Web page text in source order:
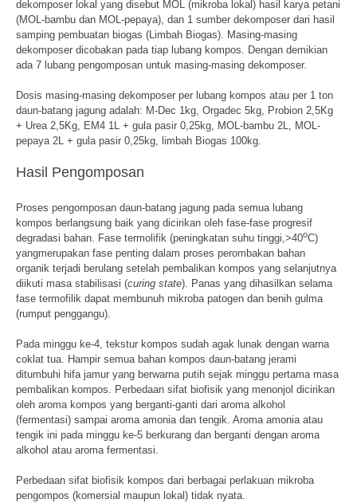
dekomposer lokal yang disebut MOL (mikroba lokal) hasil karya petani
(MOL-bambu dan MOL-pepaya), dan 1 sumber dekomposer dari hasil
samping pembuatan biogas (Limbah Biogas). Masing-masing
dekomposer dicobakan pada tiap lubang kompos. Dengan demikian
ada 7 lubang pengomposan untuk masing-masing dekomposer.
Dosis masing-masing dekomposer per lubang kompos atau per 1 ton
daun-batang jagung adalah: M-Dec 1kg, Orgadec 5kg, Probion 2,5Kg
+ Urea 2,5Kg, EM4 1L + gula pasir 0,25kg, MOL-bambu 2L, MOL-
pepaya 2L + gula pasir 0,25kg, limbah Biogas 100kg.
Hasil Pengomposan
Proses pengomposan daun-batang jagung pada semua lubang
kompos berlangsung baik yang dicirikan oleh fase-fase progresif
degradasi bahan. Fase termolifik (peningkatan suhu tinggi,>40oC)
yangmerupakan fase penting dalam proses perombakan bahan
organik terjadi berulang setelah pembalikan kompos yang selanjutnya
diikuti masa stabilisasi (curing state). Panas yang dihasilkan selama
fase termofilik dapat membunuh mikroba patogen dan benih gulma
(rumput penggangu).
Pada minggu ke-4, tekstur kompos sudah agak lunak dengan warna
coklat tua. Hampir semua bahan kompos daun-batang jerami
ditumbuhi hifa jamur yang berwarna putih sejak minggu pertama masa
pembalikan kompos. Perbedaan sifat biofisik yang menonjol dicirikan
oleh aroma kompos yang berganti-ganti dari aroma alkohol
(fermentasi) sampai aroma amonia dan tengik. Aroma amonia atau
tengik ini pada minggu ke-5 berkurang dan berganti dengan aroma
alkohol atau aroma fermentasi.
Perbedaan sifat biofisik kompos dari berbagai perlakuan mikroba
pengompos (komersial maupun lokal) tidak nyata.